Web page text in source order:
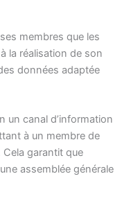
membres que les
la réalisation de son
données adaptée
un canal d’information
à un membre de
garantit que
assemblée générale